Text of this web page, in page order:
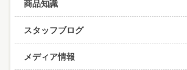
商品知識
スタッフブログ
メディア情報